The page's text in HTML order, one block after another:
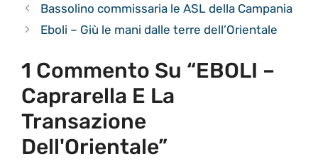
Bassolino commissaria le ASL della Campania
Eboli – Giù le mani dalle terre dell’Orientale
1 Commento Su “EBOLI –
Caprarella E La
Transazione
Dell'Orientale”